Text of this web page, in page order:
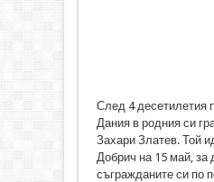
След 4 десетилетия
Дания в родния си
Захари Златев. Той
Добрич на 15 май, за
съгражданите си по